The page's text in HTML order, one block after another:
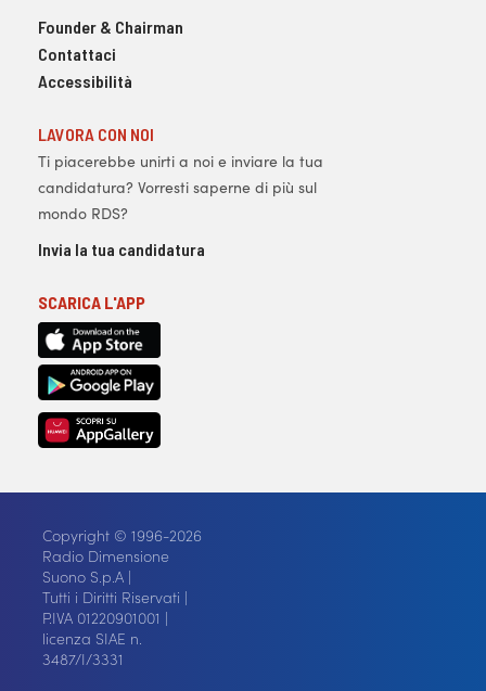
Founder & Chairman
Contattaci
Accessibilità
LAVORA CON NOI
Ti piacerebbe unirti a noi e inviare la tua
candidatura? Vorresti saperne di più sul
mondo RDS?
Invia la tua candidatura
SCARICA L'APP
Copyright © 1996-2026
Radio Dimensione
Suono S.p.A |
Tutti i Diritti Riservati |
P.IVA 01220901001 |
licenza SIAE n.
3487/I/3331